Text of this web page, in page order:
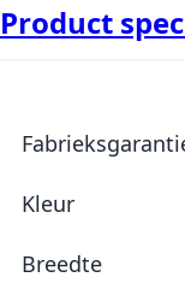
Product
Kleur
Breedte